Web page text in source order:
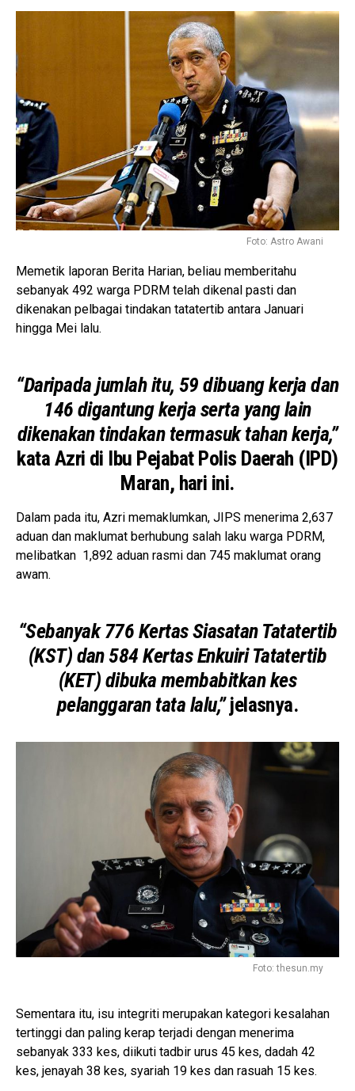
Foto: Astro Awani
Memetik laporan Berita Harian, beliau memberitahu
sebanyak 492 warga PDRM telah dikenal pasti dan
dikenakan pelbagai tindakan tatatertib antara Januari
hingga Mei lalu.
“Daripada jumlah itu, 59 dibuang kerja dan
146 digantung kerja serta yang lain
dikenakan tindakan termasuk tahan kerja,”
kata Azri di Ibu Pejabat Polis Daerah (IPD)
Maran, hari ini.
Dalam pada itu, Azri memaklumkan, JIPS menerima 2,637
aduan dan maklumat berhubung salah laku warga PDRM,
melibatkan 1,892 aduan rasmi dan 745 maklumat orang
awam.
“Sebanyak 776 Kertas Siasatan Tatatertib
(KST) dan 584 Kertas Enkuiri Tatatertib
(KET) dibuka membabitkan kes
pelanggaran tata lalu,”jelasnya.
Foto: thesun.my
Sementara itu, isu integriti merupakan kategori kesalahan
tertinggi dan paling kerap terjadi dengan menerima
sebanyak 333 kes, diikuti tadbir urus 45 kes, dadah 42
kes, jenayah 38 kes, syariah 19 kes dan rasuah 15 kes.